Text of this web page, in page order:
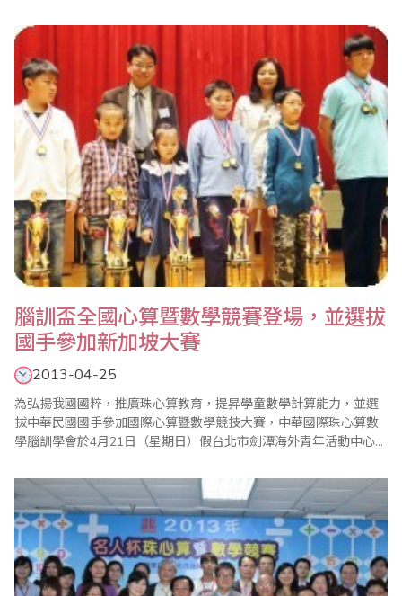
推廣相關教學，使孩童喜歡數學，進而強化其他學習與邏輯能力，
不少家長也全程陪同參加這場盛事，更有家長帶領參賽者的弟妹來
見習，使得會場熱鬧滾滾。 中華民國珠心算數..
腦訓盃全國心算暨數學競賽登場，並選拔
國手參加新加坡大賽
2013-04-25
為弘揚我國國粹，推廣珠心算教育，提昇學童數學計算能力，並選
拔中華民國國手參加國際心算暨數學競技大賽，中華國際珠心算數
學腦訓學會於4月21日（星期日）假台北市劍潭海外青年活動中心群
手選拔賽』。 本屆比賽分心算與數學項目，計有來自全國各地之國
民中、小學及幼稚園選手約600名參賽，參賽的選手中，有75％是
歷屆前三名的國手..